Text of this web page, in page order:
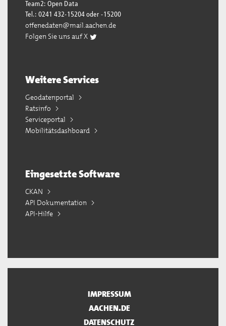
Team2: Open Data
Tel.: 0241 432-15204 oder -15200
offenedaten@mail.aachen.de
Folgen Sie uns auf X
Weitere Services
Geodatenportal
Ratsinfo
Serviceportal
Mobilitätsdashboard
Eingesetzte Software
CKAN
API Dokumentation
API-Hilfe
IMPRESSUM
AACHEN.DE
DATENSCHUTZ